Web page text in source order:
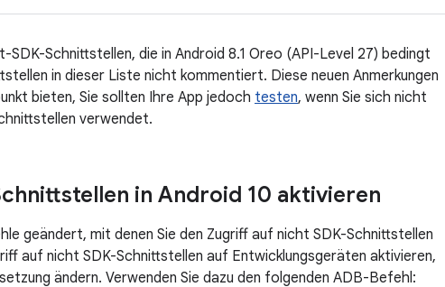
Schnittstellen, die in Android 8.1 Oreo (API-Level 27) bedingt
in dieser Liste nicht kommentiert. Diese neuen Anmerkungen
bieten, Sie sollten Ihre App jedoch testen, wenn Sie sich nicht
verwendet.
in Android 10 aktivieren
geändert, mit denen Sie den Zugriff auf nicht SDK-Schnittstellen
auf nicht SDK-Schnittstellen auf Entwicklungsgeräten aktivieren,
ändern. Verwenden Sie dazu den folgenden ADB-Befehl: